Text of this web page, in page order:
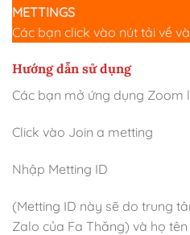
METTINGS
Các bạn click vào nút tải về
Hướng dẫn sử dụng
Các bạn mở ứng dụng Zoom
Click vào Join a metting
Nhập Metting ID
(Metting ID này sẽ do trung
Zalo của Fa Thăng) và họ